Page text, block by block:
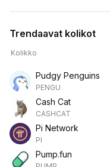
Trendaavat kolikot
Kolikko
Pudgy Penguins
PENGU
Cash Cat
CASHCAT
Pi Network
PI
Pump.fun